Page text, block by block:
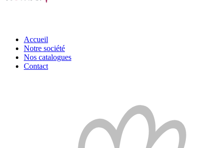
Accueil
Notre société
Nos catalogues
Contact